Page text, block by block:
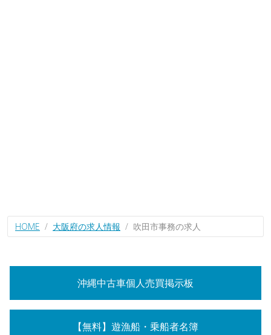
HOME 大阪府の求人情報 吹田市事務の求人
沖縄中古車個人売買掲示板
【無料】遊漁船・乗船者名簿